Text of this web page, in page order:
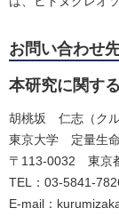
お問い合わせ
本研究に関す
胡桃坂 仁志（ク
東京大学 定量生
〒113-0032 東京
TEL：03-5841-
E-mail：